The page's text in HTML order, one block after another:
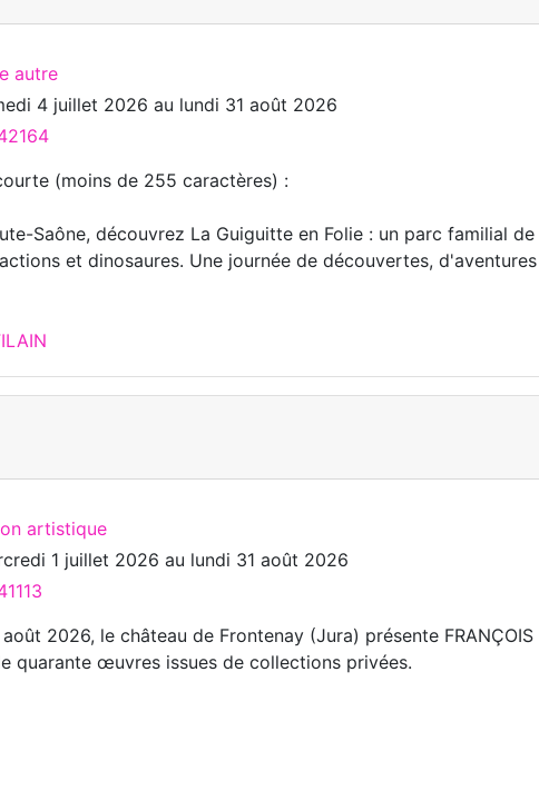
autre
4 juillet 2026 au lundi 31 août 2026
(moins de 255 caractères) :
Saône, découvrez La Guiguitte en Folie : un parc familial
et dinosaures. Une journée de découvertes,
artistique
1 juillet 2026 au lundi 31 août 2026
2026, le château de Frontenay (Jura) présente FRANÇOIS
quarante œuvres issues de collections privées.